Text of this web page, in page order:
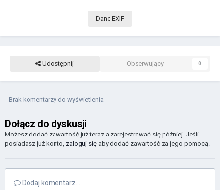
Dane EXIF
Udostępnij Obserwujący 0
Brak komentarzy do wyświetlenia
Dołącz do dyskusji
Możesz dodać zawartość już teraz a zarejestrować się później. Jeśli
posiadasz już konto, zaloguj się aby dodać zawartość za jego pomocą.
Dodaj komentarz...